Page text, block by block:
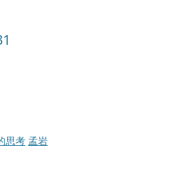
思考 孟岩